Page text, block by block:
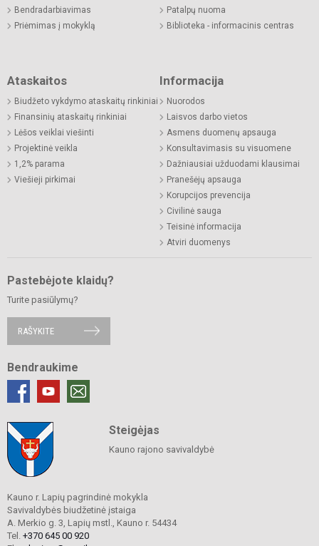
Bendradarbiavimas
Priėmimas į mokyklą
Patalpų nuoma
Biblioteka - informacinis centras
Ataskaitos
Biudžeto vykdymo ataskaitų rinkiniai
Finansinių ataskaitų rinkiniai
Lėšos veiklai viešinti
Projektinė veikla
1,2% parama
Viešieji pirkimai
Informacija
Nuorodos
Laisvos darbo vietos
Asmens duomenų apsauga
Konsultavimasis su visuomene
Dažniausiai užduodami klausimai
Pranešėjų apsauga
Korupcijos prevencija
Civilinė sauga
Teisinė informacija
Atviri duomenys
Pastebėjote klaidų?
Turite pasiūlymų?
RAŠYKITE
Bendraukime
Steigėjas
Kauno rajono savivaldybė
Kauno r. Lapių pagrindinė mokykla
Savivaldybės biudžetinė įstaiga
A. Merkio g. 3, Lapių mstl., Kauno r. 54434
Tel. +370 645 00 920